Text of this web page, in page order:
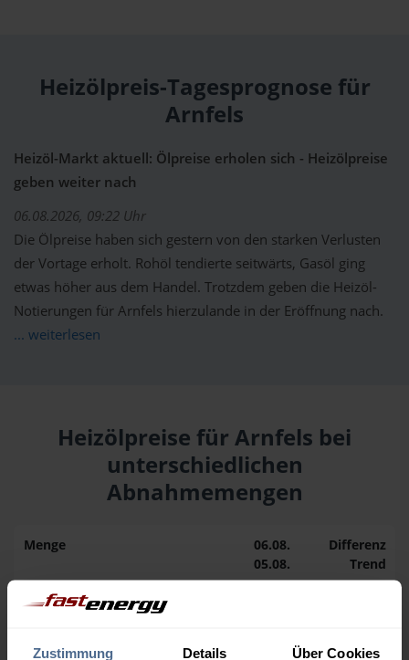
Zustimmung Details Über Cookies
Heizölpreis-Tagesprognose für
Arnfels
Heizöl-Markt aktuell: Ölpreise erholen sich - Heizölpreise
geben weiter nach
06.08.2026, 09:22 Uhr
Die Ölpreise haben sich gestern von den starken Verlusten
der Vortage erholt. Rohöl tendierte seitwärts, Gasöl ging
etwas höher aus dem Handel. Trotzdem geben die Heizöl-
Notierungen für Arnfels hierzulande in der Eröffnung nach.
... weiterlesen
Heizölpreise für Arnfels bei
unterschiedlichen
Abnahmemengen
Menge
06.08.
05.08.
Differenz
Trend
1.000 Liter